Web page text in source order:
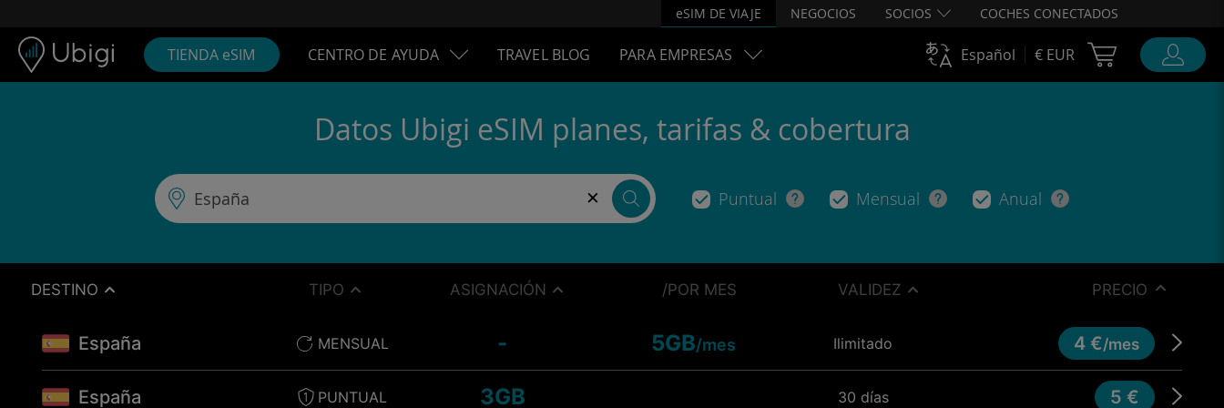
eSIM DE VIAJE NEGOCIOS SOCIOS COCHES CONECTADOS
TIENDA eSIM CENTRO DE AYUDA TRAVEL BLOG PARA EMPRESAS Español € EUR Cart Ubigi
Datos Ubigi eSIM planes, tarifas & cobertura
× Puntual Mensual Anual
DESTINO TIPO ASIGNACIÓN /POR MES VALIDEZ PRECIO
España MENSUAL - 5GB/mes Ilimitado 4 €/mes
España PUNTUAL 3GB 30 días 5 €